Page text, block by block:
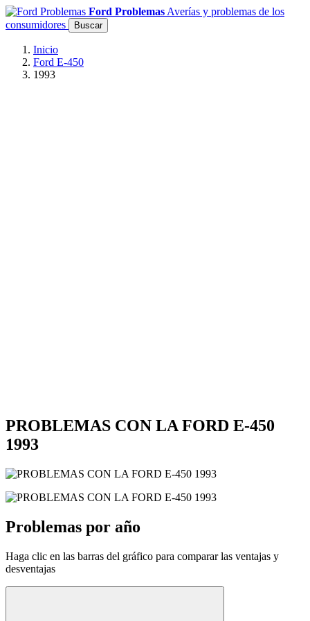
Ford Problemas Averías y problemas de los
consumidores
Buscar
Inicio
Ford E-450
1993
PROBLEMAS CON LA FORD E-450
1993
Problemas por año
Haga clic en las barras del gráfico para comparar las ventajas y
desventajas